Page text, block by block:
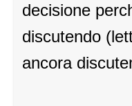
decisione
discutendo
ancora